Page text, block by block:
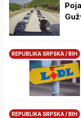
REPUBLIKA SRPSKA / BIH
REPUBLIKA SRPSKA / BIH